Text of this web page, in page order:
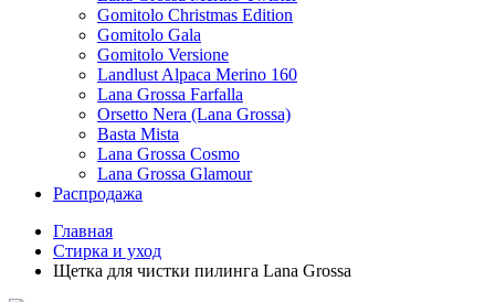
Gomitolo Christmas Edition
Gomitolo Gala
Gomitolo Versione
Landlust Alpaca Merino 160
Lana Grossa Farfalla
Orsetto Nera (Lana Grossa)
Basta Mista
Lana Grossa Cosmo
Lana Grossa Glamour
Распродажа
Главная
Стирка и уход
Щетка для чистки пилинга Lana Grossa